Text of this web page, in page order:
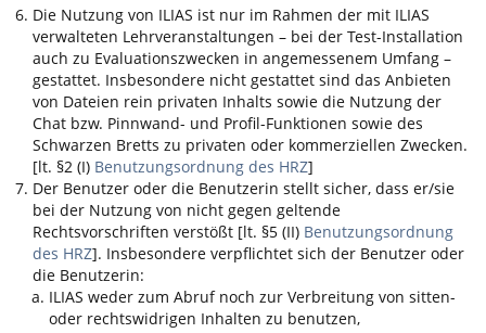
Die Nutzung von ILIAS ist nur im Rahmen der mit ILIAS
verwalteten Lehrveranstaltungen – bei der Test-Installation
auch zu Evaluationszwecken in angemessenem Umfang –
gestattet. Insbesondere nicht gestattet sind das Anbieten
von Dateien rein privaten Inhalts sowie die Nutzung der
Chat bzw. Pinnwand- und Profil-Funktionen sowie des
Schwarzen Bretts zu privaten oder kommerziellen Zwecken.
[lt. §2 (I) Benutzungsordnung des HRZ]
Der Benutzer oder die Benutzerin stellt sicher, dass er/sie
bei der Nutzung von nicht gegen geltende
Rechtsvorschriften verstößt [lt. §5 (II) Benutzungsordnung
des HRZ]. Insbesondere verpflichtet sich der Benutzer oder
die Benutzerin:
ILIAS weder zum Abruf noch zur Verbreitung von sitten-
oder rechtswidrigen Inhalten zu benutzen,